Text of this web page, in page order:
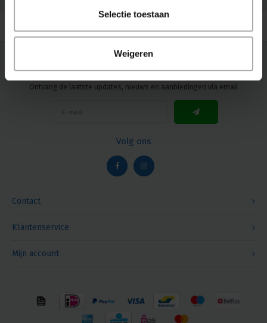
Selectie toestaan
Weigeren
Contact
Ontvang de laatste updates, nieuws en aanbiedingen via email
Volg ons
Klantenservice
Mijn account